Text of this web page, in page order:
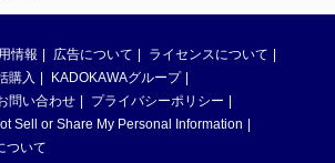
情報 広告について
ライセンスについて
購入
KADOKAWAグループ
問い合わせ
プライバシーポリシー
Sell or Share My Personal Information
ついて